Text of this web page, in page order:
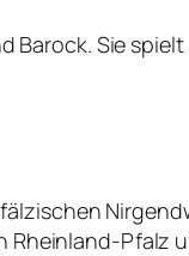
Barock. Sie
Rheinland-Pfalz